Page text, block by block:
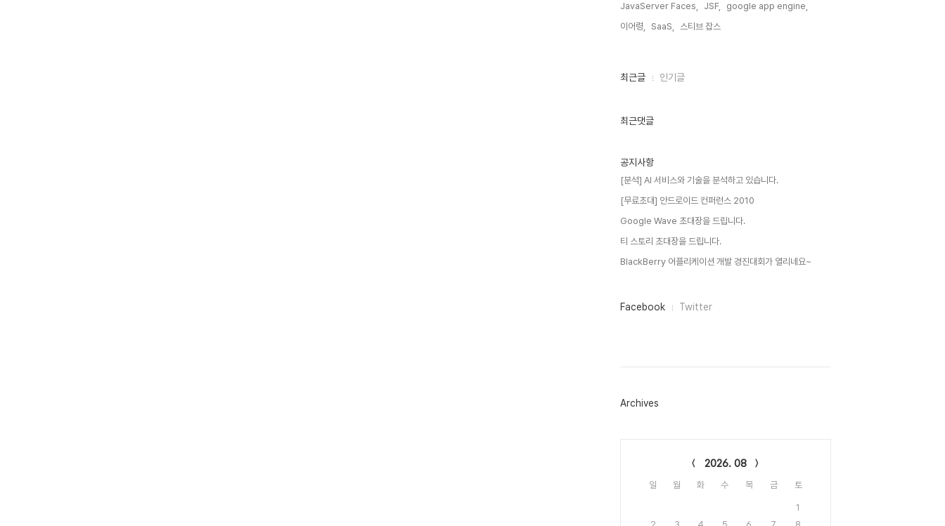
JavaServer Faces,
JSF,
google app engine,
이어령,
SaaS, 스티브 잡스,
최
인
최근글 인기글
최근댓글
공지사항
[분석] AI 서비스와 기술을 분석하고 있습니다.
[무료초대] 안드로이드 컨퍼런스 2010
Google Wave 초대장을 드립니다.
티 스토리 초대장을 드립니다.
BlackBerry 어플리케이션 개발 경진대회가 열리네요~
페
그
Facebook Twitter
Archives
2026. 08
일 월 화 수 목 금 토
1